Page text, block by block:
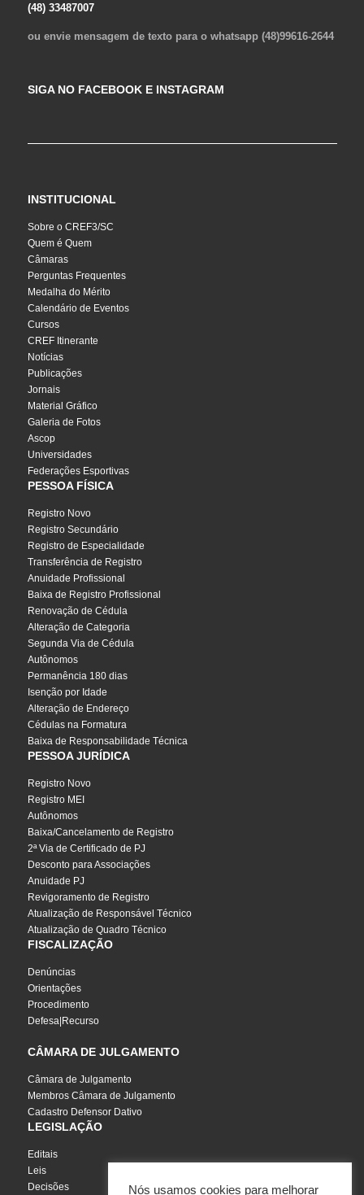
(48) 33487007
ou envie mensagem de texto para o whatsapp (48)99616-2644
SIGA NO FACEBOOK E INSTAGRAM
INSTITUCIONAL
Sobre o CREF3/SC
Quem é Quem
Câmaras
Perguntas Frequentes
Medalha do Mérito
Calendário de Eventos
Cursos
CREF Itinerante
Notícias
Publicações
Jornais
Material Gráfico
Galeria de Fotos
Ascop
Universidades
Federações Esportivas
PESSOA FÍSICA
Registro Novo
Registro Secundário
Registro de Especialidade
Transferência de Registro
Anuidade Profissional
Baixa de Registro Profissional
Renovação de Cédula
Alteração de Categoria
Segunda Via de Cédula
Autônomos
Permanência 180 dias
Isenção por Idade
Alteração de Endereço
Cédulas na Formatura
Baixa de Responsabilidade Técnica
PESSOA JURÍDICA
Registro Novo
Registro MEI
Autônomos
Baixa/Cancelamento de Registro
2ª Via de Certificado de PJ
Desconto para Associações
Anuidade PJ
Revigoramento de Registro
Atualização de Responsável Técnico
Atualização de Quadro Técnico
FISCALIZAÇÃO
Denúncias
Orientações
Procedimento
Defesa|Recurso
CÂMARA DE JULGAMENTO
Câmara de Julgamento
Membros Câmara de Julgamento
Cadastro Defensor Dativo
LEGISLAÇÃO
Editais
Leis
Decisões
Nós usamos cookies para melhorar